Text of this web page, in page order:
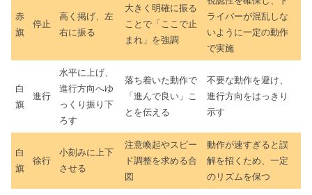
赤
旗
停止
高く掲げ、左
右に振る
大きく明確に振る
ことで「ここで止
まれ」を強調
ライバーが混乱しな
いように一定の動作
で実施
白
旗
進行
水平に上げ、
進行方向へゆ
っくり振り下
ろす
落ち着いた動作で
「進んで良い」こ
とを伝える
不要な動作を避け、
進行方向をはっきり
示す
白
旗
徐行
小刻みに上下
させる
注意喚起やスピー
ド調整を求める合
図
動作が速すぎると誤
解を招くため、一定
のリズムを保つ